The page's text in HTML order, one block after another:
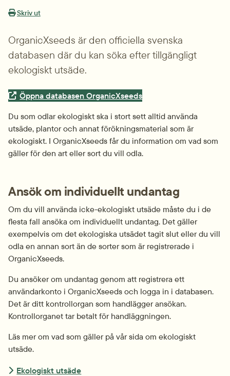
Skriv ut
OrganicXseeds är den officiella svenska
databasen där du kan söka efter tillgängligt
ekologiskt utsäde.
Extern länk.
Öppna databasen OrganicXseeds
Du som odlar ekologiskt ska i stort sett alltid använda
utsäde, plantor och annat förökningsmaterial som är
ekologiskt. I OrganicXseeds får du information om vad som
gäller för den art eller sort du vill odla.
Ansök om individuellt undantag
Om du vill använda icke-ekologiskt utsäde måste du i de
flesta fall ansöka om individuellt undantag. Det gäller
exempelvis om det ekologiska utsädet tagit slut eller du vill
odla en annan sort än de sorter som är registrerade i
OrganicXseeds.
Du ansöker om undantag genom att registrera ett
användarkonto i OrganicXseeds och logga in i databasen.
Det är ditt kontrollorgan som handlägger ansökan.
Kontrollorganet tar betalt för handläggningen.
Läs mer om vad som gäller på vår sida om ekologiskt
utsäde.
Ekologiskt utsäde